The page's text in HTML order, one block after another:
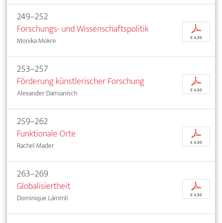
249–252
Forschungs- und Wissenschaftspolitik
Monika Mokre
p
€ 4,95
253–257
Förderung künstlerischer Forschung
Alexander Damianisch
p
€ 4,95
259–262
Funktionale Orte
Rachel Mader
p
€ 4,95
263–269
Globalisiertheit
Dominique Lämmli
p
€ 4,95